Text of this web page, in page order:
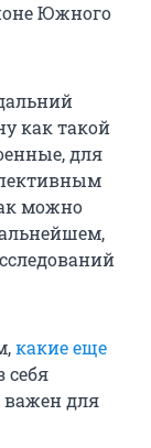
Южного
как такой
для
можно
какие еще
себя
важен для